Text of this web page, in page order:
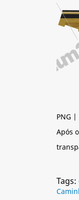
PNG
Após
Tags: